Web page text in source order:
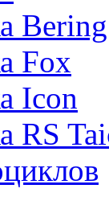
Bering
Fox
Icon
RS